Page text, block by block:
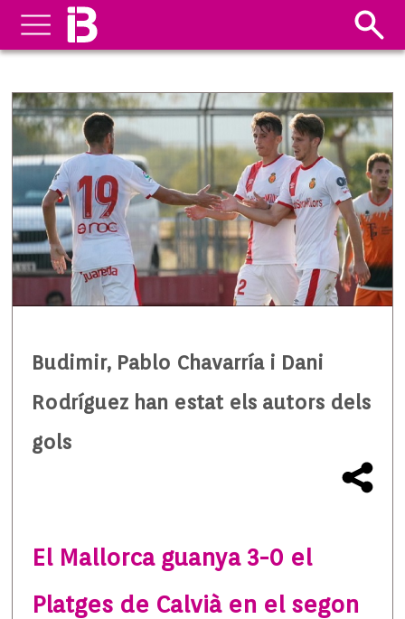
Budimir, Pablo Chavarría i Dani
Rodríguez han estat els autors dels
gols
El Mallorca guanya 3-0 el
Platges de Calvià en el segon